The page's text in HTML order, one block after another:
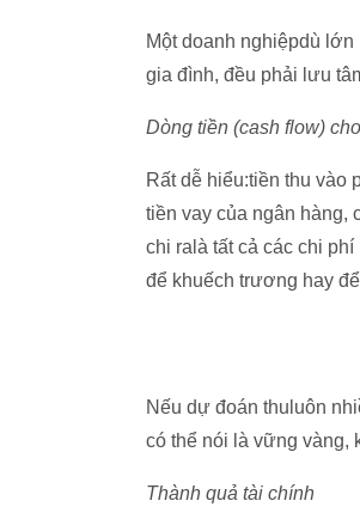
Một doanh nghiệpdù
gia đình, đều phải lưu
Dòng tiền (cash flow)
Rất dễ hiểu:tiền thu vào
tiền vay của ngân hàng,
chi ralà tất cả các chi
để khuếch trương hay
Nếu dự đoán thuluôn
có thể nói là vững vàng,
Thành quả tài chính